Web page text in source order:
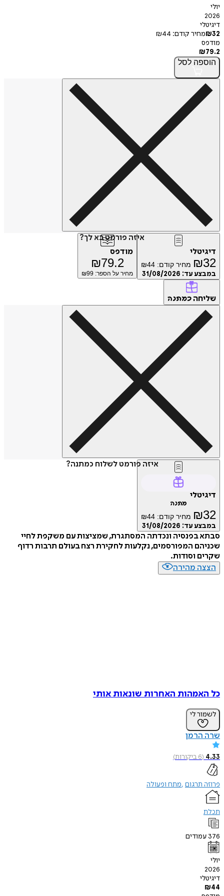
קודם:
₪44
לסל
איזה פורמט בא לך?
₪ מחיר קודם: ₪44
עד:31/08/2026
מודפס
₪79.2
מחיר על הספר: ₪99
כמתנה
איזה פורמט לשלוח כמתנה?
₪ מחיר קודם: ₪44
עד:31/08/2026
בפנסיה ונכדתה המסתגרת, שמציצות עם משקפת לחיי
המפורסמים, נקלעות לחקירת רצח בעולם תרבות רדוף
וסודות.
מהירה
האחרות שונאות אותי
לי
6ביקורות)
תרגום מתח ופעולה